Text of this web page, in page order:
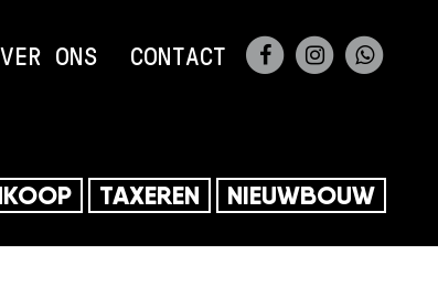
ONS CONTACT FACEBOOK
TAXEREN NIEUWBOUW